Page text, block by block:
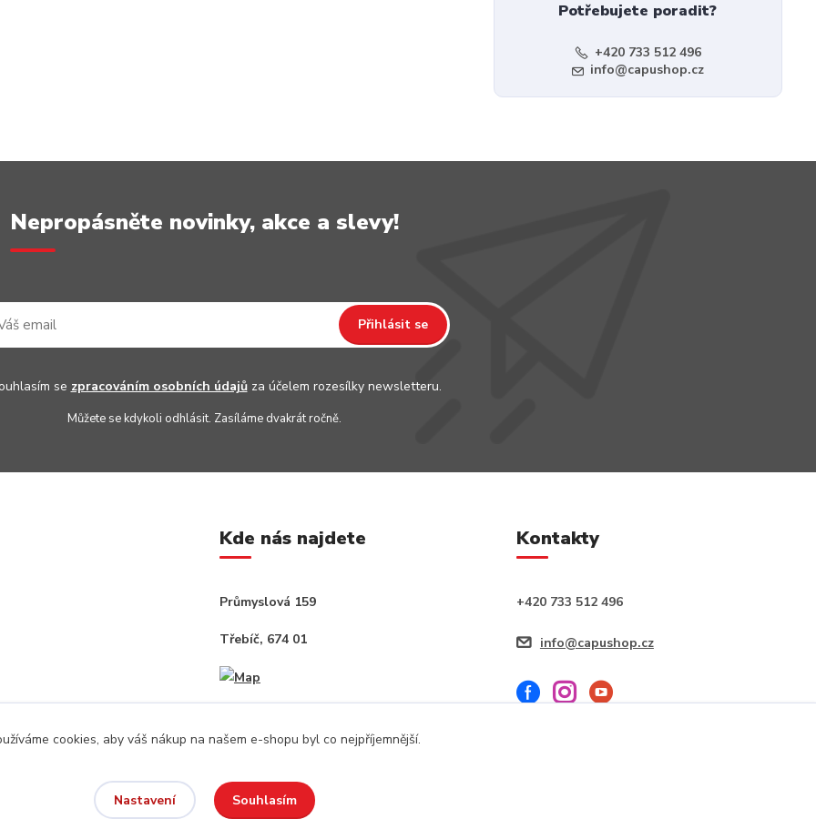
Potřebujete poradit?
+420 733 512 496
info@capushop.cz
Nepropásněte novinky, akce a slevy!
Přihlásit se
se zpracováním osobních údajůza účelem rozesílky newsletteru.
Můžete se kdykoli odhlásit. Zasíláme dvakrát ročně.
Kde nás najdete
Průmyslová 159
Třebíč, 674 01
Kontakty
+420 733 512 496
info@capushop.cz
cookies, aby váš nákup na našem e-shopu byl co nejpříjemnější.
Nastavení Souhlasím